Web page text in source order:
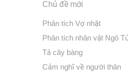
Chủ đề mới
Phân tích Vợ nhặt
Phân tích nhân vật Ngô
Tả cây bàng
Cảm nghĩ về người thân